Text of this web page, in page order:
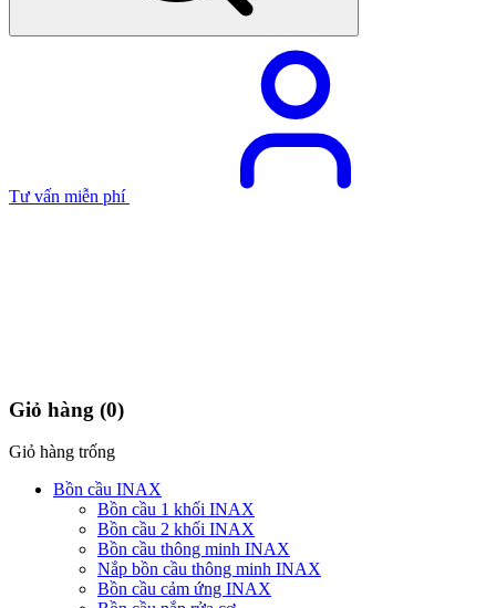
Tư vấn miễn phí
Giỏ hàng (0)
Giỏ hàng trống
Bồn cầu INAX
Bồn cầu 1 khối INAX
Bồn cầu 2 khối INAX
Bồn cầu thông minh INAX
Nắp bồn cầu thông minh INAX
Bồn cầu cảm ứng INAX